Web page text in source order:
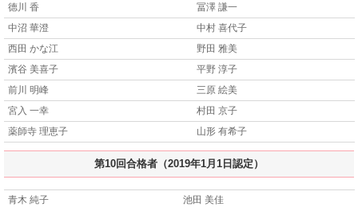
德川 香
冨澤 謙一
中沼 華澄
中村 喜代子
西田 かな江
野田 雅美
濱谷 美喜子
平野 淳子
前川 明峰
三原 絵美
宮入 一幸
村田 京子
薬師寺 理恵子
山形 有希子
第10回合格者（2019年1月1日認定）
青木 純子
池田 美佳